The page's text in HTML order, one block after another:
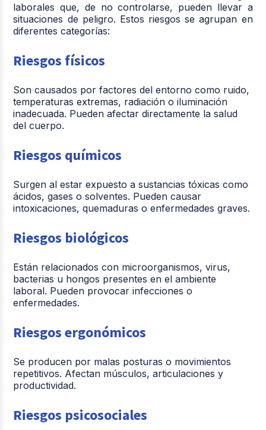
laborales que, de no controlarse, pueden llevar a
situaciones de peligro. Estos riesgos se agrupan en
diferentes categorías:
Riesgos físicos
Son causados por factores del entorno como ruido,
temperaturas extremas, radiación o iluminación
inadecuada. Pueden afectar directamente la salud
del cuerpo.
Riesgos químicos
Surgen al estar expuesto a sustancias tóxicas como
ácidos, gases o solventes. Pueden causar
intoxicaciones, quemaduras o enfermedades graves.
Riesgos biológicos
Están relacionados con microorganismos, virus,
bacterias u hongos presentes en el ambiente
laboral. Pueden provocar infecciones o
enfermedades.
Riesgos ergonómicos
Se producen por malas posturas o movimientos
repetitivos. Afectan músculos, articulaciones y
productividad.
Riesgos psicosociales